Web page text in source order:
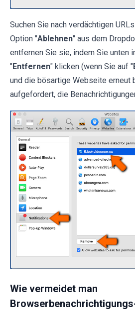
Suchen Sie nach verdächtigen
Option "Ablehnen" aus dem
entfernen Sie sie, indem Sie unten
"Entfernen" klicken (wenn Sie auf "
und die bösartige Webseite erneut
aufgefordert, die
Wie vermeidet man